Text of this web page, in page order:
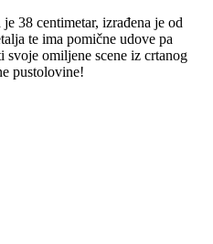
je 38 centimetar, izrađena je od
te ima pomične udove pa
omiljene scene iz crtanog
pustolovine!